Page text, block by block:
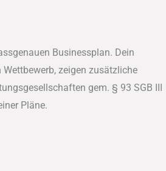
Businessplan. Dein
zeigen zusätzliche
gem. § 93 SGB III
Pläne.